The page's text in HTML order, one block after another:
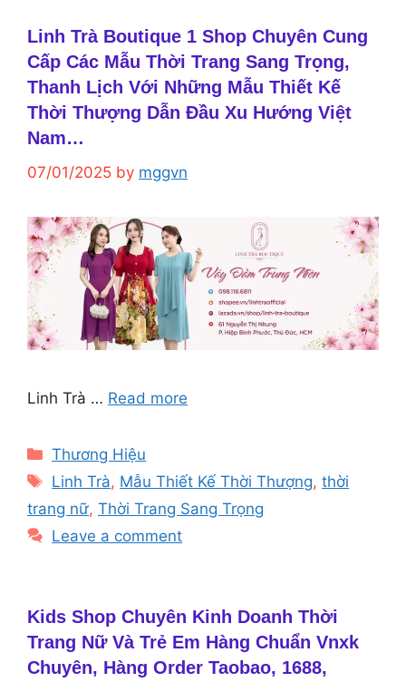
Linh Trà Boutique 1 Shop Chuyên Cung
Cấp Các Mẫu Thời Trang Sang Trọng,
Thanh Lịch Với Những Mẫu Thiết Kế
Thời Thượng Dẫn Đầu Xu Hướng Việt
Nam…
07/01/2025 by mggvn
Linh Trà … Read more
Categories
Thương Hiệu
Tags
Linh Trà, Mẫu Thiết Kế Thời Thượng,thời
trang nữ, Thời Trang Sang Trọng
Leave a comment
Kids Shop Chuyên Kinh Doanh Thời
Trang Nữ Và Trẻ Em Hàng Chuẩn Vnxk
Chuyên, Hàng Order Taobao, 1688,